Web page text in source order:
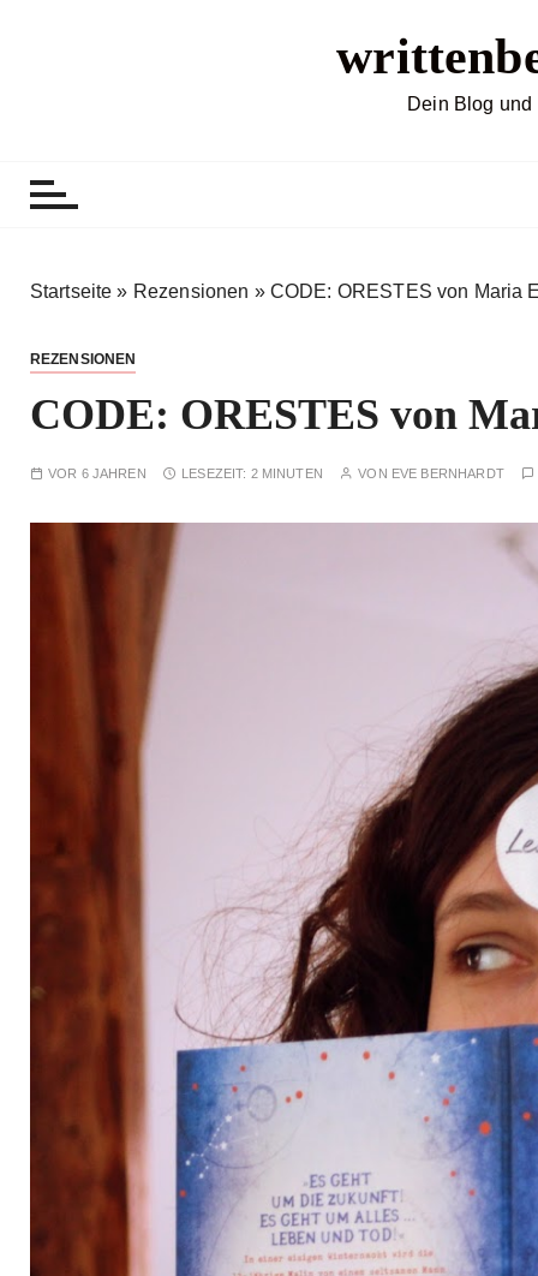
Dein Blog und
Startseite » Rezensionen » CODE: ORESTES von Maria
REZENSIONEN
CODE: ORESTES von
VOR 6 JAHREN LESEZEIT: 2 MINUTEN VON EVE BERNHARDT